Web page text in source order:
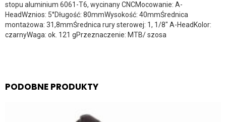
stopu aluminium 6061-T6, wycinany CNCMocowanie: A-
HeadWznios: 5°Długość: 80mmWysokość: 40mmŚrednica
montażowa: 31,8mmŚrednica rury sterowej: 1, 1/8″ A-HeadKolor:
czarnyWaga: ok. 121 gPrzeznaczenie: MTB/ szosa
PODOBNE PRODUKTY